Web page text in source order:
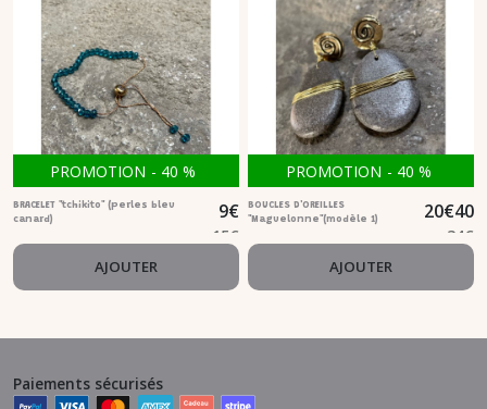
PROMOTION - 40 %
BRACELET "tchikito" (perles bleu
canard)
9€
15€
AJOUTER
PROMOTION - 40 %
BOUCLES D'OREILLES
"Maguelonne"(modèle 1)
20€40
34€
AJOUTER
Paiements sécurisés